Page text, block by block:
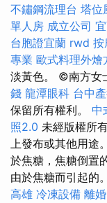
不鏽鋼流理台 塔位
單人房 成立公司
台胞證宜蘭 rwd 按
專業 歐式料理外燴
淡黃色。 ©南方女
錢 龍潭眼科 台中
保留所有權利。 中
照2.0 未經版權所
上發布或其他用途。
於焦糖，焦糖倒置
由於焦糖而引起的。
高雄 冷凍設備 離婚